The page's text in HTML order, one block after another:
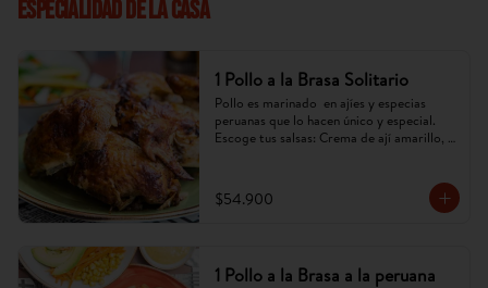
ESPECIALIDAD DE LA CASA
1 Pollo a la Brasa Solitario
Pollo es marinado  en ajíes y especias
peruanas que lo hacen único y especial.
Escoge tus salsas: Crema de ají amarillo,
$54.900
1 Pollo a la Brasa a la peruana